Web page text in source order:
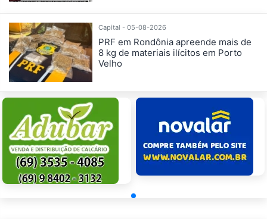
Capital - 05-08-2026
PRF em Rondônia apreende mais de
8 kg de materiais ilícitos em Porto
Velho